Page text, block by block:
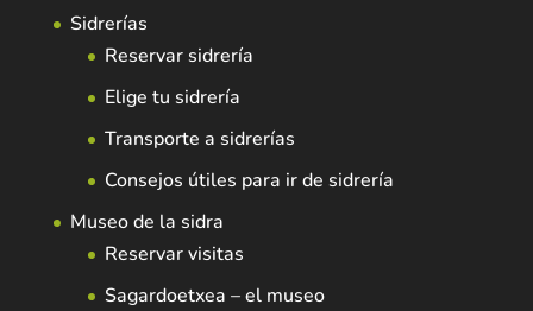
Sidrerías
Reservar sidrería
Elige tu sidrería
Transporte a sidrerías
Consejos útiles para ir de sidrería
Museo de la sidra
Reservar visitas
Sagardoetxea – el museo